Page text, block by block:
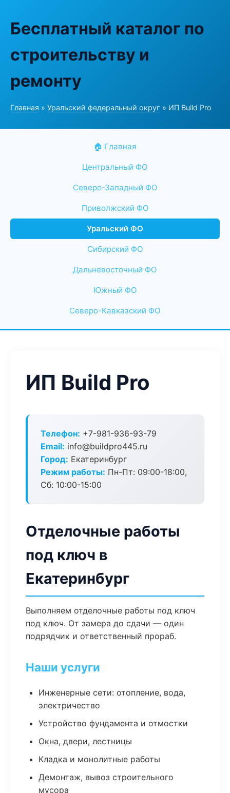
Бесплатный каталог по
строительству и
ремонту
Главная » Уральский федеральный округ » ИП Build Pro
🏠 Главная
Центральный ФО
Северо-Западный ФО
Приволжский ФО
Уральский ФО
Сибирский ФО
Дальневосточный ФО
Южный ФО
Северо-Кавказский ФО
ИП Build Pro
Телефон: +7-981-936-93-79
Email: info@buildpro445.ru
Город: Екатеринбург
Режим работы: Пн-Пт: 09:00-18:00,
Сб: 10:00-15:00
Отделочные работы
под ключ в
Екатеринбург
Выполняем отделочные работы под ключ
под ключ. От замера до сдачи — один
подрядчик и ответственный прораб.
Наши услуги
Инженерные сети: отопление, вода,
электричество
Устройство фундамента и отмостки
Окна, двери, лестницы
Кладка и монолитные работы
Демонтаж, вывоз строительного
мусора